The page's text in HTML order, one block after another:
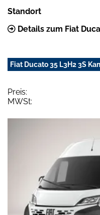
Standort
Details zum Fiat
Fiat Ducato 35 L3H2 3S
Preis:
MWSt: